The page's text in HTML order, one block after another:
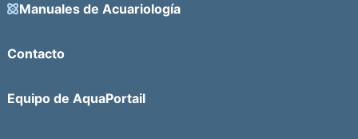
Manuales de Acuariología
Contacto
Equipo de AquaPortail